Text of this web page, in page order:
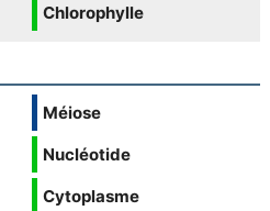
Chlorophylle
Méiose
Nucléotide
Cytoplasme